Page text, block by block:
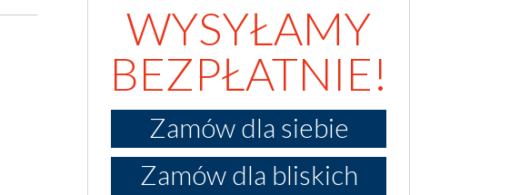
WYSYŁAMY
BEZPŁATNIE!
Zamów dla siebie
Zamów dla bliskich